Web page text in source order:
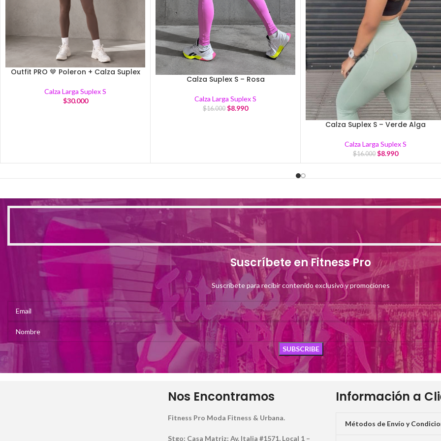
Outfit PRO 🤎 Poleron + Calza Suplex
Calza Larga Suplex S
$30.000
Calza Suplex S – Rosa
Calza Larga Suplex S
$16.000 $8.990
Calza Suplex S – Verde Alga
Calza Larga Suplex S
$16.000 $8.990
Suscríbete en Fitness Pro
Suscríbete para recibir contenido exclusivo y promociones
Nos Encontramos
Fitness Pro Moda Fitness & Urbana.
Stgo: Casa Matriz: Av. Italia #1571, Local 1 –
Información a
Métodos de Envío y